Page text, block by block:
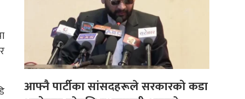
आफ्नै पार्टीका सांसदहरूले सरकारको कडा